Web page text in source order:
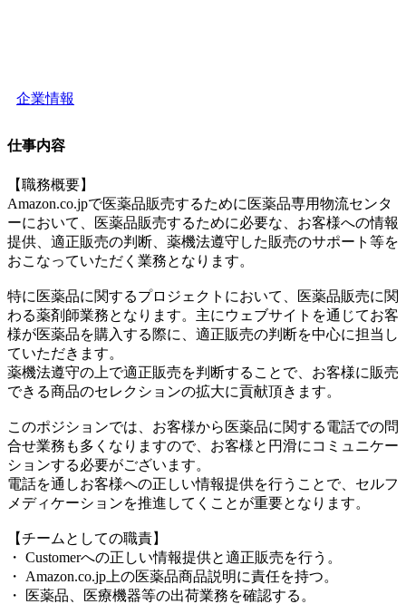
企業情報
仕事内容
【職務概要】
Amazon.co.jpで医薬品販売するために医薬品専用物流センタ
ーにおいて、医薬品販売するために必要な、お客様への情報
提供、適正販売の判断、薬機法遵守した販売のサポート等を
おこなっていただく業務となります。
特に医薬品に関するプロジェクトにおいて、医薬品販売に関
わる薬剤師業務となります。主にウェブサイトを通じてお客
様が医薬品を購入する際に、適正販売の判断を中心に担当し
ていただきます。
薬機法遵守の上で適正販売を判断することで、お客様に販売
できる商品のセレクションの拡大に貢献頂きます。
このポジションでは、お客様から医薬品に関する電話での問
合せ業務も多くなりますので、お客様と円滑にコミュニケー
ションする必要がございます。
電話を通しお客様への正しい情報提供を行うことで、セルフ
メディケーションを推進してくことが重要となります。
【チームとしての職責】
・ Customerへの正しい情報提供と適正販売を行う。
・ Amazon.co.jp上の医薬品商品説明に責任を持つ。
・ 医薬品、医療機器等の出荷業務を確認する。